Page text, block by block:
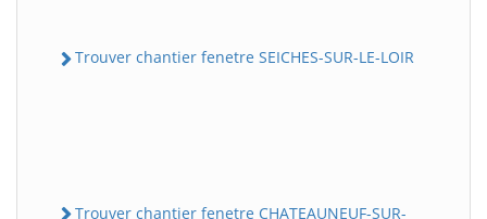
Trouver chantier fenetre SEICHES-SUR-LE-LOIR
Trouver chantier fenetre CHATEAUNEUF-SUR-